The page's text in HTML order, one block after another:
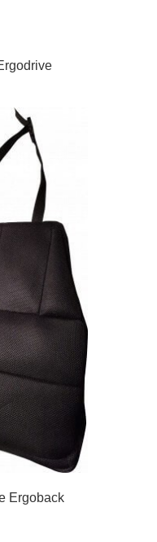
Ergoback